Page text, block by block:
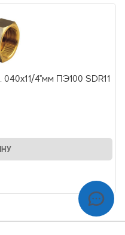
040х11/4"мм ПЭ100 SDR11